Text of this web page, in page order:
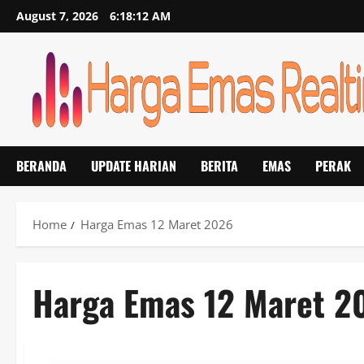
Skip
to
August 7, 2026 6:18:12 AM
BERANDA UPDATE HARIAN BERITA EMAS PERAK
Home Harga Emas 12 Maret 2026
Harga Emas 12 Maret